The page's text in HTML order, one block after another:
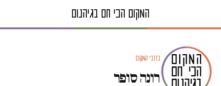
כתבי המקום
רונה סופר